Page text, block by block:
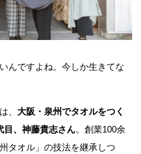
んですよね。今しか生きてな
、 大阪・泉州でタオルをつく
目、神藤貴志さん。創業100余
タオル」の技法を継承しつ